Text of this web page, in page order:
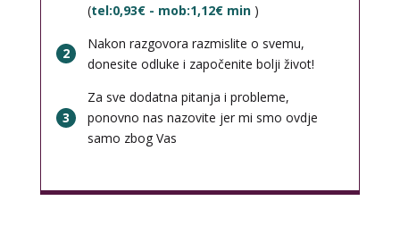
(tel:0,93€ - mob:1,12€ min )
2
Nakon razgovora razmislite o svemu,
donesite odluke i započenite bolji život!
3
Za sve dodatna pitanja i probleme,
ponovno nas nazovite jer mi smo ovdje
samo zbog Vas